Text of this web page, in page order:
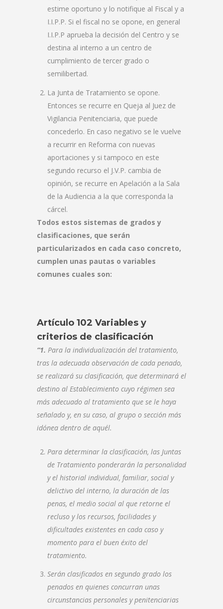
estime oportuno y lo notifique al Fiscal y a
I.I.P.P. Si el fiscal no se opone, en general
I.I.P.P aprueba la decisión del Centro y se
destina al interno a un centro de
cumplimiento de tercer grado o
semilibertad.
La Junta de Tratamiento se opone.
Entonces se recurre en Queja al Juez de
Vigilancia Penitenciaria, que puede
concederlo. En caso negativo se le vuelve
a recurrir en Reforma con nuevas
aportaciones y si tampoco en este
segundo recurso el J.V.P. cambia de
opinión, se recurre en Apelación a la Sala
de la Audiencia a la que corresponda la
cárcel.
Todos estos sistemas de grados y
clasificaciones, que serán
particularizados en cada caso concreto,
cumplen unas pautas o variables
comunes cuales son:
Artículo 102 Variables y
criterios de clasificación
“1. Para la individualización del tratamiento,
tras la adecuada observación de cada penado,
se realizará su clasificación, que determinará el
destino al Establecimiento cuyo régimen sea
más adecuado al tratamiento que se le haya
señalado y, en su caso, al grupo o sección más
idónea dentro de aquél.
Para determinar la clasificación, las Juntas
de Tratamiento ponderarán la personalidad
y el historial individual, familiar, social y
delictivo del interno, la duración de las
penas, el medio social al que retorne el
recluso y los recursos, facilidades y
dificultades existentes en cada caso y
momento para el buen éxito del
tratamiento.
Serán clasificados en segundo grado los
penados en quienes concurran unas
circunstancias personales y penitenciarias